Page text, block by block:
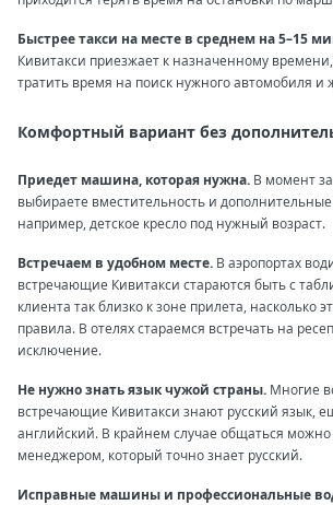
Быстрее такси на месте в среднем на 5–15
Кивитакси приезжает к назначенному
тратить время на поиск нужного автомобиля и
Комфортный вариант без
Приедет машина, которая нужна. В момент
выбираете вместительность и
например, детское кресло под нужный возраст.
Встречаем в удобном месте. В аэропортах
встречающие Кивитакси стараются быть с
клиента так близко к зоне прилета, насколько
правила. В отелях стараемся встречать на
исключение.
Не нужно знать язык чужой страны. Многие
встречающие Кивитакси знают русский язык,
английский. В крайнем случае общаться можно
менеджером, который точно знает русский.
Исправные машины и профессиональные